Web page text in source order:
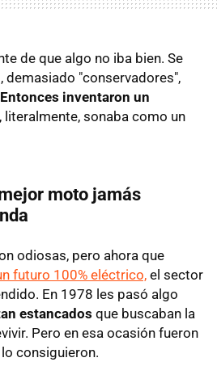
de que algo no iba bien. Se
demasiado "conservadores",
Entonces inventaron un
literalmente, sonaba como un
moto jamás
odiosas, pero ahora que
futuro 100% eléctrico, el sector
En 1978 les pasó algo
estancados que buscaban la
Pero en esa ocasión fueron
consiguieron.